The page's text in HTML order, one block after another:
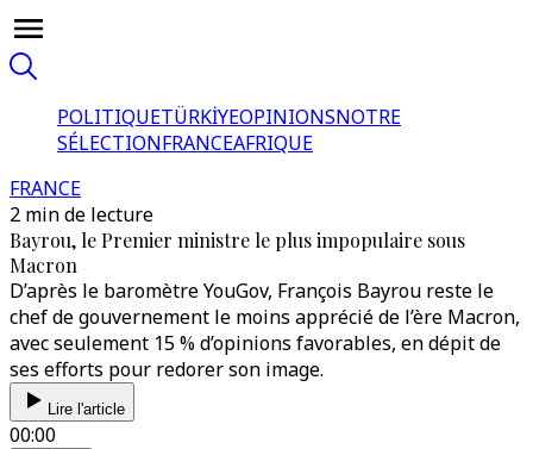
POLITIQUETÜRKİYEOPINIONSNOTRE
SÉLECTIONFRANCEAFRIQUE
FRANCE
2 min de lecture
Bayrou, le Premier ministre le plus impopulaire sous
Macron
D’après le baromètre YouGov, François Bayrou reste le
chef de gouvernement le moins apprécié de l’ère Macron,
avec seulement 15 % d’opinions favorables, en dépit de
ses efforts pour redorer son image.
Lire l'article
00:00